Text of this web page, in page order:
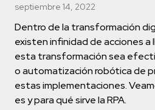
septiembre 14, 2022
Dentro de la transformación
existen infinidad de acciones a
esta transformación sea
o automatización robótica de
estas implementaciones.
es y para qué sirve la RPA.